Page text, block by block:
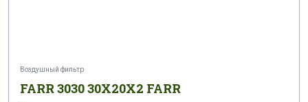
Воздушный фильтр
FARR 3030 30X20X2 FARR